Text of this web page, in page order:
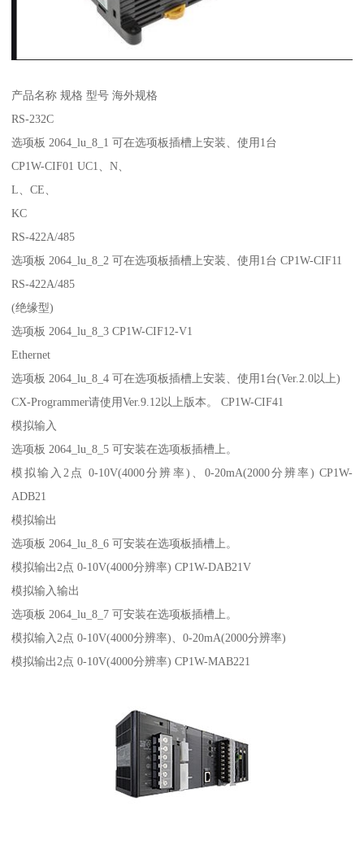
产品名称 规格 型号 海外规格
RS-232C
选项板 2064_lu_8_1 可在选项板插槽上安装、使用1台
CP1W-CIF01 UC1、N、
L、CE、
KC
RS-422A/485
选项板 2064_lu_8_2 可在选项板插槽上安装、使用1台 CP1W-CIF11
RS-422A/485
(绝缘型)
选项板 2064_lu_8_3 CP1W-CIF12-V1
Ethernet
选项板 2064_lu_8_4 可在选项板插槽上安装、使用1台(Ver.2.0以上)
CX-Programmer请使用Ver.9.12以上版本。 CP1W-CIF41
模拟输入
选项板 2064_lu_8_5 可安装在选项板插槽上。
模拟输入2点 0-10V(4000分辨率)、0-20mA(2000分辨率) CP1W-
ADB21
模拟输出
选项板 2064_lu_8_6 可安装在选项板插槽上。
模拟输出2点 0-10V(4000分辨率) CP1W-DAB21V
模拟输入输出
选项板 2064_lu_8_7 可安装在选项板插槽上。
模拟输入2点 0-10V(4000分辨率)、0-20mA(2000分辨率)
模拟输出2点 0-10V(4000分辨率) CP1W-MAB221